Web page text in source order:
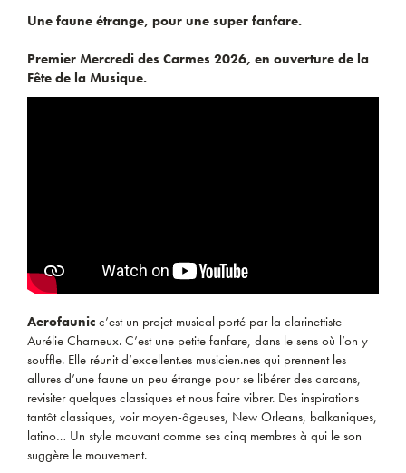
Une faune étrange, pour une super fanfare.
Premier Mercredi des Carmes 2026, en ouverture de la
Fête de la Musique.
Aerofaunic c’est un projet musical porté par la clarinettiste
Aurélie Charneux. C’est une petite fanfare, dans le sens où l’on y
souffle. Elle réunit d’excellent.es musicien.nes qui prennent les
allures d’une faune un peu étrange pour se libérer des carcans,
revisiter quelques classiques et nous faire vibrer. Des inspirations
tantôt classiques, voir moyen-âgeuses, New Orleans, balkaniques,
latino… Un style mouvant comme ses cinq membres à qui le son
suggère le mouvement.